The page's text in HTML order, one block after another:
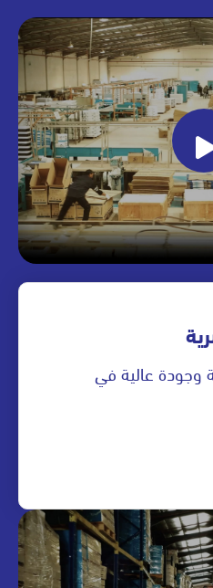
وجودة عالية في